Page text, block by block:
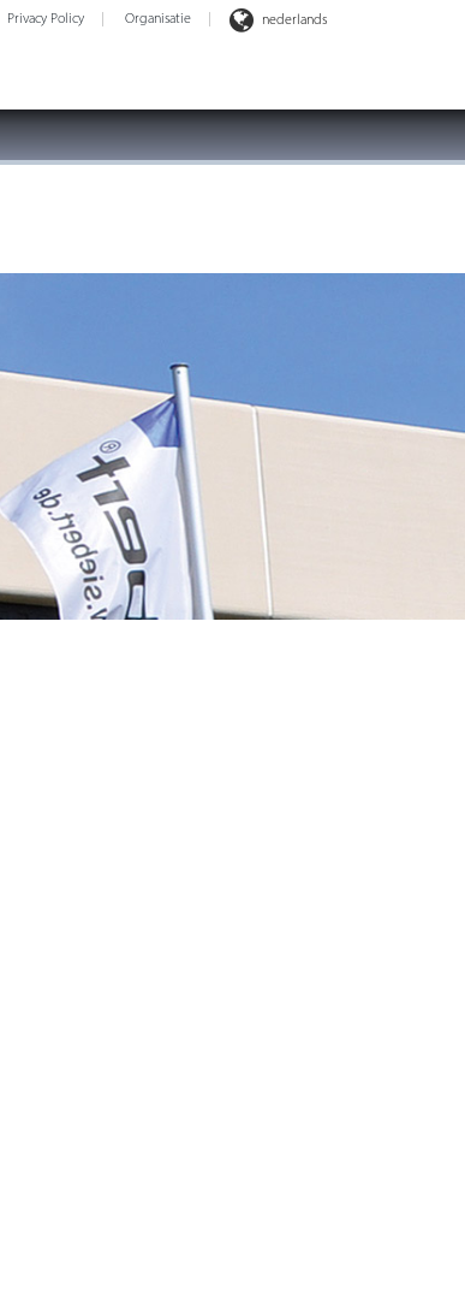
Privacy Policy Organisatie nederlands